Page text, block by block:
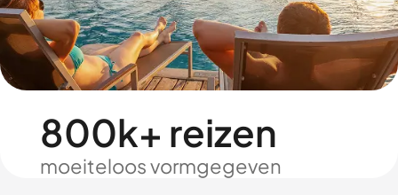
800k+ reizen
moeiteloos vormgegeven